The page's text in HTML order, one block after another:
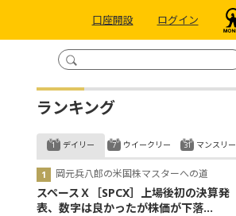
口座開設 ログイン
ランキング
デイリー
岡元兵八郎の米国株マスターへの道
スペースＸ［SPCX］上場後初の決算発
表、数字は良かったが株価が下落...
ウイークリー マンスリー